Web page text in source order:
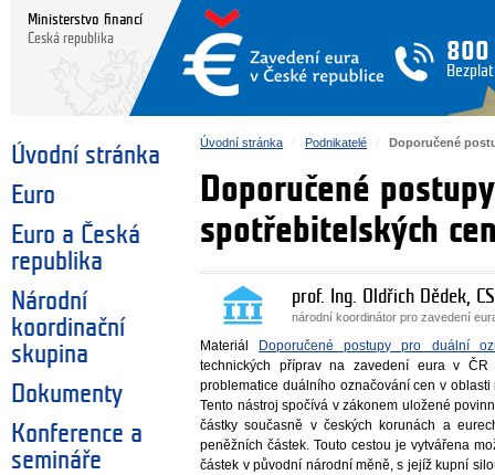
Ministerstvo financí
Česká republika
800
Úvodní stránka
Euro
Euro a Česká
republika
Národní
koordinační
skupina
Dokumenty
Konference a
semináře
Úvodní stránka Podnikatelé Doporučené
Doporučené
spotřebitelských
prof. Ing. Oldřich Dědek,
národní koordinátor pro zavedení
Materiál
Doporučené postupy pro duální
technických příprav na zavedení eura v
problematice duálního označování cen v
Tento nástroj spočívá v zákonem uložené
částky současně v českých korunách a
peněžních částek. Touto cestou je vytvářena
částek v původní národní měně, s jejíž kupní